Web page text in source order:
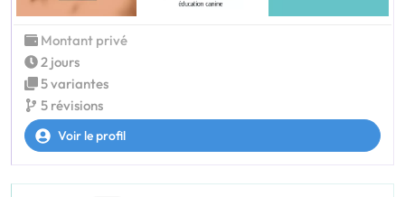
Montant privé
2 jours
5 variantes
5 révisions
Voir le profil